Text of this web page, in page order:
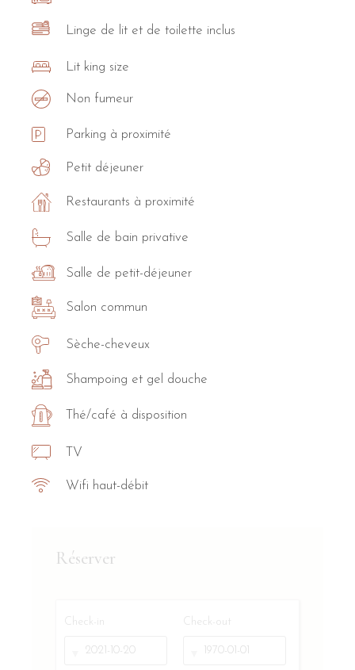
Linge de lit et de toilette inclus
Lit king size
Non fumeur
Parking à proximité
Petit déjeuner
Restaurants à proximité
Salle de bain privative
Salle de petit-déjeuner
Salon commun
Sèche-cheveux
Shampoing et gel douche
Thé/café à disposition
TV
Wifi haut-débit
Réserver
Check-in Check-out